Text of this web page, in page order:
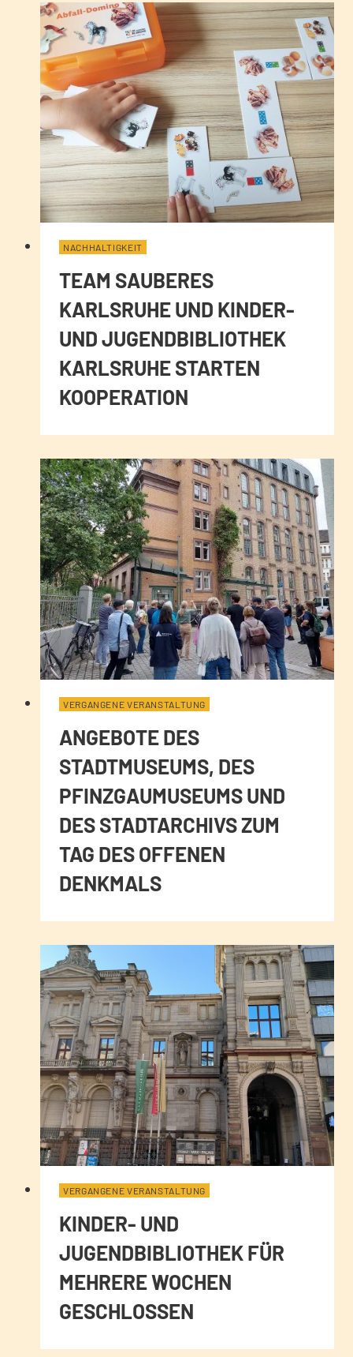
NACHHALTIGKEIT
TEAM SAUBERES
KARLSRUHE UND KINDER-
UND JUGENDBIBLIOTHEK
KARLSRUHE STARTEN
KOOPERATION
VERGANGENE VERANSTALTUNG
ANGEBOTE DES
STADTMUSEUMS, DES
PFINZGAUMUSEUMS UND
DES STADTARCHIVS ZUM
TAG DES OFFENEN
DENKMALS
VERGANGENE VERANSTALTUNG
KINDER- UND
JUGENDBIBLIOTHEK FÜR
MEHRERE WOCHEN
GESCHLOSSEN